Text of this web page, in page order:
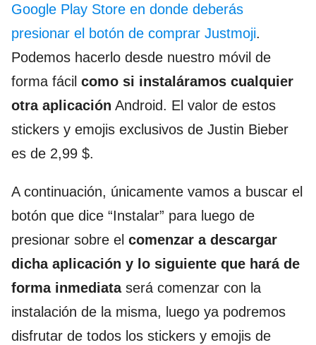
Google Play Store en donde deberás
presionar el botón de comprar Justmoji.
Podemos hacerlo desde nuestro móvil de
forma fácil como si instaláramos cualquier
otra aplicación Android. El valor de estos
stickers y emojis exclusivos de Justin Bieber
es de 2,99 $.
A continuación, únicamente vamos a buscar el
botón que dice “Instalar” para luego de
presionar sobre el comenzar a descargar
dicha aplicación y lo siguiente que hará de
forma inmediataserá comenzar con la
instalación de la misma, luego ya podremos
disfrutar de todos los stickers y emojis de